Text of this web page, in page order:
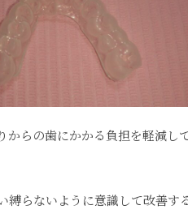
からの歯にかかる負担を軽減し
縛らないように意識して改善す